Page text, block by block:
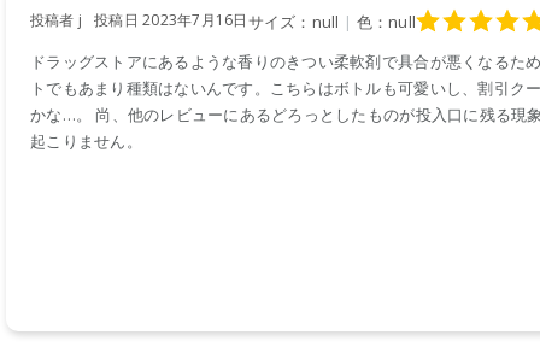
投稿者 j 投稿日 2023年7月16日サイズ：null | 色：null
ドラッグストアにあるような香りのきつい柔軟剤で具合が悪くなる
トでもあまり種類はないんです。こちらはボトルも可愛いし、割引
かな…。 尚、他のレビューにあるどろっとしたものが投入口に残る
起こりません。